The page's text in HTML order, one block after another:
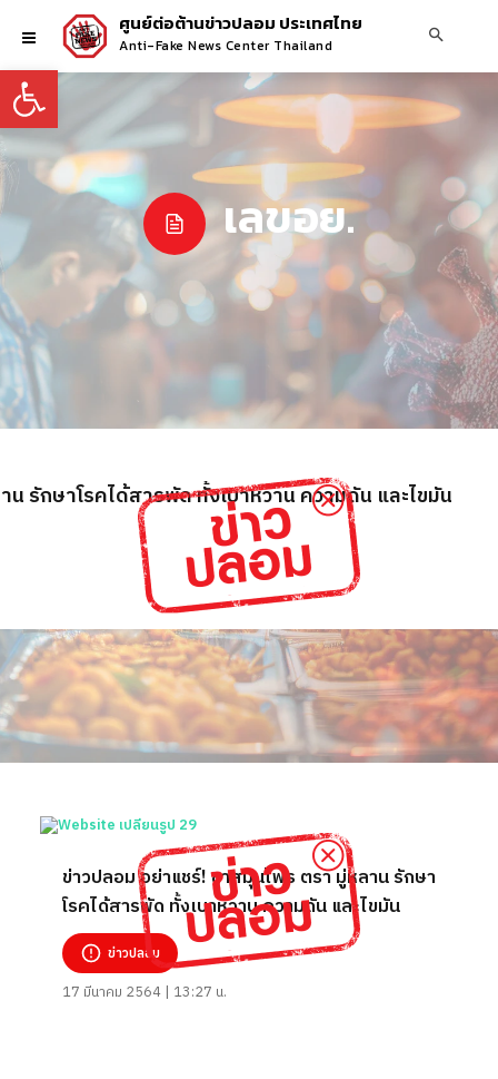
Open toolbar
ศูนย์ต่อต้านข่าวปลอม ประเทศไทย
Anti-Fake News Center Thailand
เลขอย.
รักษาโรคได้สารพัด ทั้งเบาหวาน ความดัน และไขมัน
ข่าวปลอม อย่าแชร์! ชาสมุนไพร ตรา มู่หลาน รักษา
โรคได้สารพัด ทั้งเบาหวาน ความดัน และไขมัน
ข่าวปลอม
17 มีนาคม 2564 | 13:27 น.